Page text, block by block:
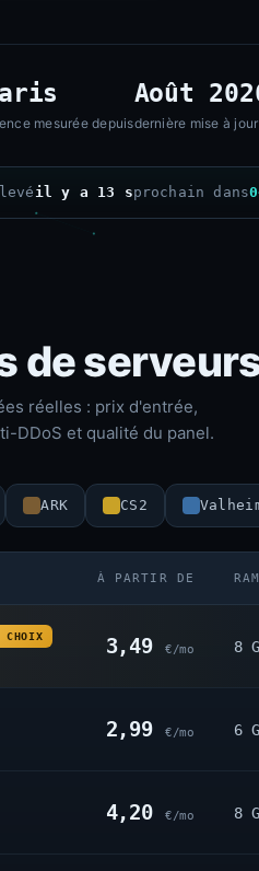
mesurée depuis
Août
dernière mise à jour
il y a 15 sprochain dans
de
réelles : prix d'entrée,
DDoS et qualité du panel.
ARK CS2
À PARTIR DE
CHOIX 3,49 €/mo 8
2,99 €/mo 6
4,20 €/mo 8